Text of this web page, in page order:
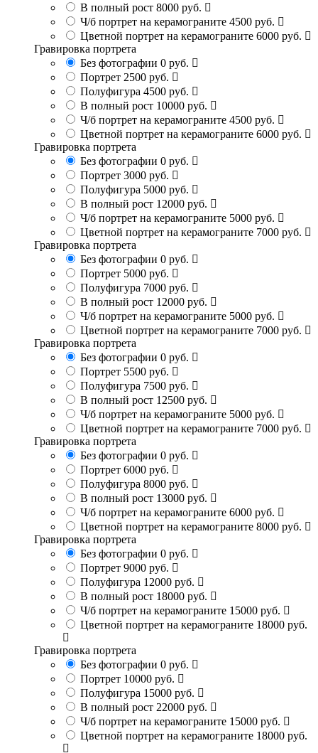
В полный рост 8000 руб.
Ч/б портрет на керамограните 4500 руб.
Цветной портрет на керамограните 6000 руб.
Гравировка портрета
Без фотографии 0 руб.
Портрет 2500 руб.
Полуфигура 4500 руб.
В полный рост 10000 руб.
Ч/б портрет на керамограните 4500 руб.
Цветной портрет на керамограните 6000 руб.
Гравировка портрета
Без фотографии 0 руб.
Портрет 3000 руб.
Полуфигура 5000 руб.
В полный рост 12000 руб.
Ч/б портрет на керамограните 5000 руб.
Цветной портрет на керамограните 7000 руб.
Гравировка портрета
Без фотографии 0 руб.
Портрет 5000 руб.
Полуфигура 7000 руб.
В полный рост 12000 руб.
Ч/б портрет на керамограните 5000 руб.
Цветной портрет на керамограните 7000 руб.
Гравировка портрета
Без фотографии 0 руб.
Портрет 5500 руб.
Полуфигура 7500 руб.
В полный рост 12500 руб.
Ч/б портрет на керамограните 5000 руб.
Цветной портрет на керамограните 7000 руб.
Гравировка портрета
Без фотографии 0 руб.
Портрет 6000 руб.
Полуфигура 8000 руб.
В полный рост 13000 руб.
Ч/б портрет на керамограните 6000 руб.
Цветной портрет на керамограните 8000 руб.
Гравировка портрета
Без фотографии 0 руб.
Портрет 9000 руб.
Полуфигура 12000 руб.
В полный рост 18000 руб.
Ч/б портрет на керамограните 15000 руб.
Цветной портрет на керамограните 18000 руб.
Гравировка портрета
Без фотографии 0 руб.
Портрет 10000 руб.
Полуфигура 15000 руб.
В полный рост 22000 руб.
Ч/б портрет на керамограните 15000 руб.
Цветной портрет на керамограните 18000 руб.